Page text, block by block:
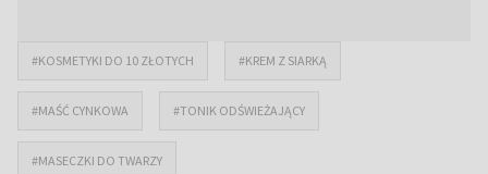
#KOSMETYKI DO 10 ZŁOTYCH #KREM Z SIARKĄ
#MAŚĆ CYNKOWA #TONIK ODŚWIEŻAJĄCY
#MASECZKI DO TWARZY